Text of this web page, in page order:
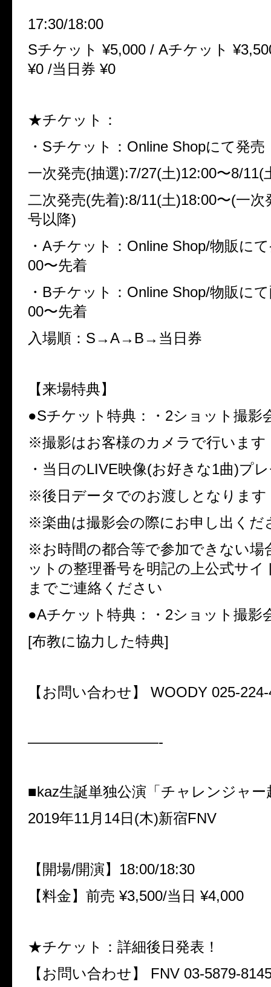
17:30/18:00
Sチケット ¥5,000 / Aチケット
¥0 /当日券 ¥0
★チケット：
・Sチケット： Online Shopにて発売
一次発売(抽選):7/27(土)12:00〜8/11(
二次発売(先着):8/11(土)18:00〜(一次
号以降)
・Aチケット： Online Shop/物販に
00〜先着
・Bチケット： Online Shop/物販に
00〜先着
入場順：S→A→B→当日券
【来場特典】
●Sチケット特典：
・2ショット撮影
※撮影はお客様のカメラで行います
・当日のLIVE映像(お好きな1曲)プ
※後日データでのお渡しとなります
※楽曲は撮影会の際にお申し出くだ
※お時間の都合等で参加できない場
ットの整理番号を明記の上公式サイ
までご連絡ください
●Aチケット特典：
・2ショット撮影
[布教に協力した特典]
【お問い合わせ】 WOODY 025-
—————————-
■kaz生誕単独公演「チャレンジャー
2019年11月14日(木)新宿FNV
【開場/開演】18:00/18:30
【料金】前売 ¥3,500/当日 ¥4,000
★チケット：詳細後日発表！
【お問い合わせ】 FNV 03-5879-